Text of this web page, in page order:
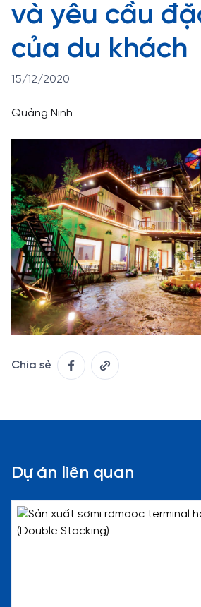
và yêu cầu
của du khách
15/12/2020
Quảng Ninh
Chia sẻ
Dự án liên quan